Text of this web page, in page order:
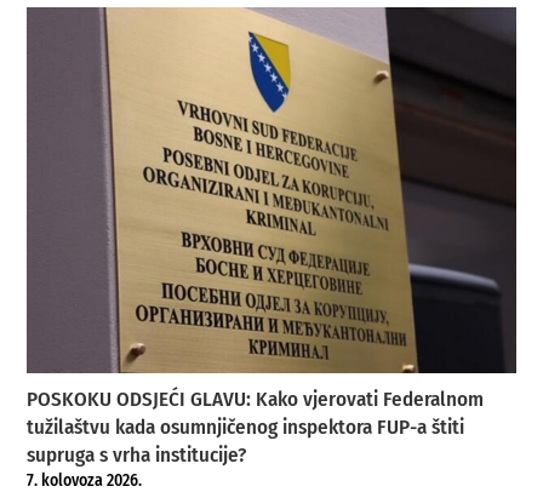
POSKOKU ODSJEĆI GLAVU: Kako vjerovati Federalnom
tužilaštvu kada osumnjičenog inspektora FUP-a štiti
supruga s vrha institucije?
7. kolovoza 2026.